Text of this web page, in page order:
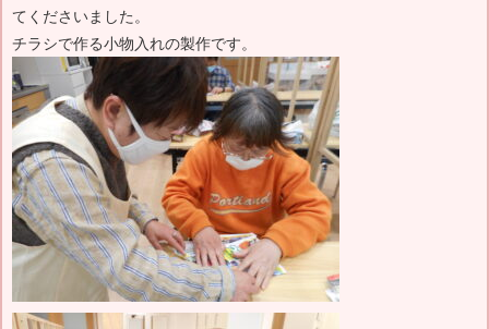
てくださいました。
チラシで作る小物入れの製作です。